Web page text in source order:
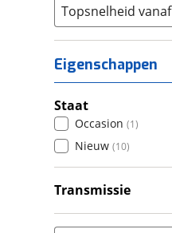
Topsnelheid vanaf
Eigenschappen
Staat
Occasion (1)
Nieuw (10)
Transmissie